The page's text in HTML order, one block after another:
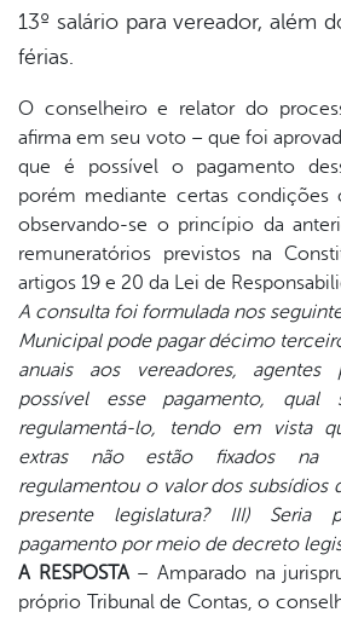
13º salário para vereador, além
férias.
O conselheiro e relator do
afirma em seu voto – que foi
que é possível o pagamento
porém mediante certas condições
observando-se o princípio da
remuneratórios previstos na
artigos 19 e 20 da Lei de
A consulta foi formulada nos
Municipal pode pagar décimo
anuais aos vereadores, agentes
possível esse pagamento,
regulamentá-lo, tendo em vista
extras não estão fixados na
regulamentou o valor dos subsídios
presente legislatura? III) Seria
pagamento por meio de decreto
A RESPOSTA– Amparado na
próprio Tribunal de Contas, o